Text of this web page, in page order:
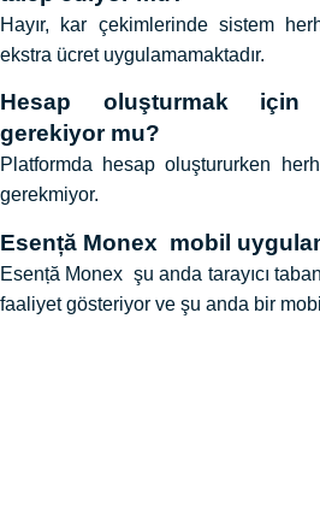
Hayır, kar çekimlerinde sistem
ekstra ücret uygulamamaktadır.
Hesap oluşturmak için
gerekiyor mu?
Platformda hesap oluştururken
gerekmiyor.
Esență Monex mobil
Esență Monex şu anda tarayıcı
faaliyet gösteriyor ve şu anda bir